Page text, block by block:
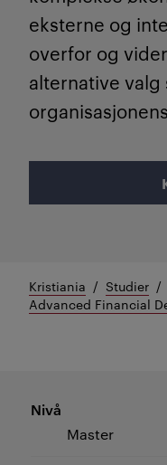
eksterne og
overfor og
alternative valg
Kristiania Studier
Advanced Financial
Nivå
Master